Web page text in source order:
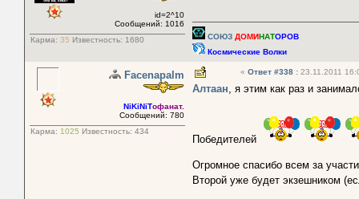
id=2^10
Сообщений: 1016
Карма: 35 Известность: 1680 СОЮЗ ДОМИ НАТОРОВ
Космические Волки
Facenapalm
NiKiNiTофанат.
Сообщений: 780
Карма: 1025 Известность: 434
« Ответ #338 : 23.11.2011
Алтаан, я этим как раз и
Победителей
Огромное спасибо всем за
Второй уже будет экзешником